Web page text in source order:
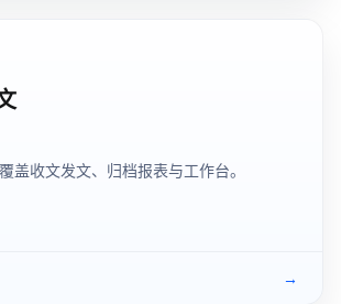
盖收文发文、归档报表与工作台。
→